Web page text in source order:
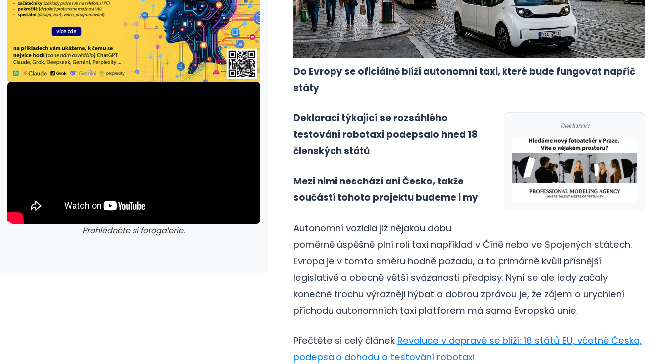
Prohlédněte si fotogalerie.
galerie: cviky galerie: cviky
Do Evropy se oficiálně blíží autonomní taxi, které bude fungovat napříč
státy
Reklama
Deklaraci týkající se rozsáhlého
testování robotaxi podepsalo hned 18
členských států
Mezi nimi neschází ani Česko, takže
součástí tohoto projektu budeme i my
Autonomní vozidla již nějakou dobu
poměrně úspěšně plní roli taxi například v Číně nebo ve Spojených státech.
Evropa je v tomto směru hodně pozadu, a to primárně kvůli přísnější
legislativě a obecně větší svázanosti předpisy. Nyní se ale ledy začaly
konečně trochu výrazněji hýbat a dobrou zprávou je, že zájem o urychlení
příchodu autonomních taxi platforem má sama Evropská unie.
Přečtěte si celý článek Revoluce v dopravě se blíží: 18 států EU, včetně Česka,
podepsalo dohodu o testování robotaxi